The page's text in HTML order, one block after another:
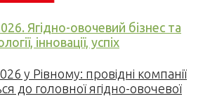
Ягідно-овочевий бізнес та
інновації, успіх
у Рівному: провідні компанії
до головної ягідно-овочевої